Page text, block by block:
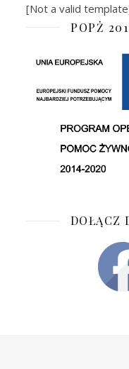
[Not a valid
POPŻ
DOŁĄCZ